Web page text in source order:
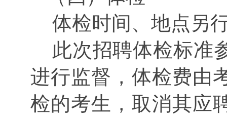
体检时间、地点另
此次招聘体检标准
进行监督，体检费由
检的考生，取消其应